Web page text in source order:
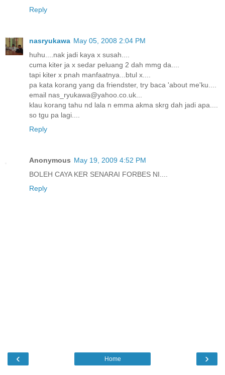
Reply
nasryukawa May 05, 2008 2:04 PM
huhu....nak jadi kaya x susah....
cuma kiter ja x sedar peluang 2 dah mmg da....
tapi kiter x pnah manfaatnya...btul x....
pa kata korang yang da friendster, try baca 'about me'ku....
email nas_ryukawa@yahoo.co.uk...
klau korang tahu nd lala n emma akma skrg dah jadi apa....
so tgu pa lagi....
Reply
Anonymous May 19, 2009 4:52 PM
BOLEH CAYA KER SENARAI FORBES NI....
Reply
‹ ›
Home